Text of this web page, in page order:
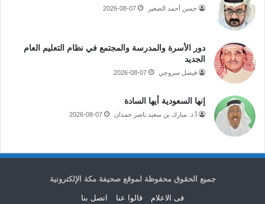
حسن أحمد الصغير 2026-08-07
دور الأسرة والمدرسة والمجتمع في نظام التعليم العام
الجديد
فيصل سروجي 2026-08-07
إنها السعودية أيها السادة
أ.د. مبارك بن سعيد ناصر حمدان 2026-08-07
جميع الحقوق محفوظة لموقع صحيفة مكة الإلكترونية
فى الاعلام قالوا عنا اتصل بنا